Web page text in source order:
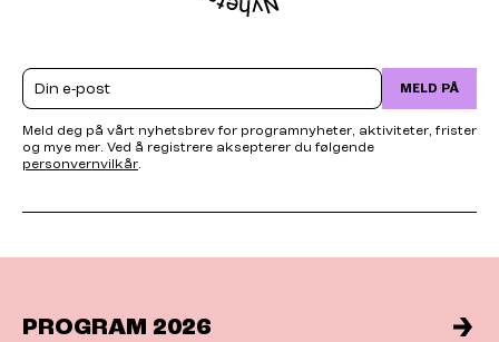
Email MELD PÅ
Meld deg på vårt nyhetsbrev for programnyheter, aktiviteter, frister
og mye mer. Ved å registrere aksepterer du følgende
personvernvilkår.
PROGRAM 2026